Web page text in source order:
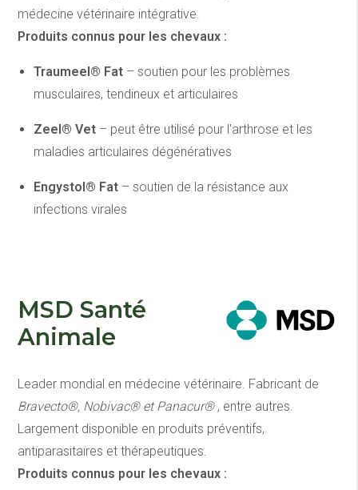
médecine vétérinaire intégrative.
Produits connus pour les chevaux :
Traumeel® Fat – soutien pour les problèmes
musculaires, tendineux et articulaires
Zeel® Vet – peut être utilisé pour l'arthrose et les
maladies articulaires dégénératives
Engystol® Fat – soutien de la résistance aux
infections virales
MSD Santé
Animale
Leader mondial en médecine vétérinaire. Fabricant de
Bravecto®, Nobivac® et Panacur®, entre autres.
Largement disponible en produits préventifs,
antiparasitaires et thérapeutiques.
Produits connus pour les chevaux :